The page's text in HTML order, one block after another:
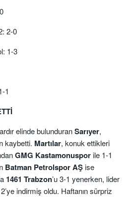
2-0
1-3
1
elinde bulunduranSarıyer,
kaybetti. Martılar, konuk ettikleri
GMG Kastamonusporile 1-1
Batman Petrolspor AŞise
1461 Trabzon’u 3-1 yenerken, lider
indirmiş oldu. Haftanın sürpriz